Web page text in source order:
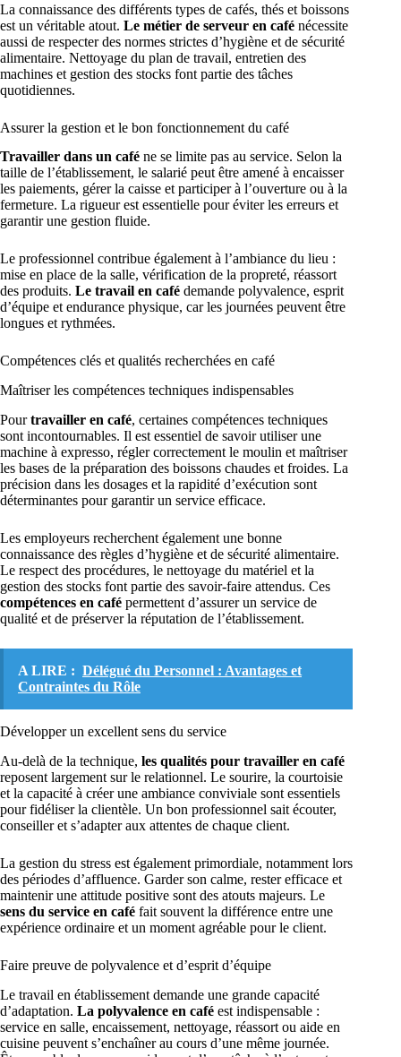
La connaissance des différents types de cafés, thés et boissons
est un véritable atout. Le métier de serveur en café nécessite
aussi de respecter des normes strictes d’hygiène et de sécurité
alimentaire. Nettoyage du plan de travail, entretien des
machines et gestion des stocks font partie des tâches
quotidiennes.
Assurer la gestion et le bon fonctionnement du café
Travailler dans un café ne se limite pas au service. Selon la
taille de l’établissement, le salarié peut être amené à encaisser
les paiements, gérer la caisse et participer à l’ouverture ou à la
fermeture. La rigueur est essentielle pour éviter les erreurs et
garantir une gestion fluide.
Le professionnel contribue également à l’ambiance du lieu :
mise en place de la salle, vérification de la propreté, réassort
des produits. Le travail en café demande polyvalence, esprit
d’équipe et endurance physique, car les journées peuvent être
longues et rythmées.
Compétences clés et qualités recherchées en café
Maîtriser les compétences techniques indispensables
Pourtravailler en café, certaines compétences techniques
sont incontournables. Il est essentiel de savoir utiliser une
machine à expresso, régler correctement le moulin et maîtriser
les bases de la préparation des boissons chaudes et froides. La
précision dans les dosages et la rapidité d’exécution sont
déterminantes pour garantir un service efficace.
Les employeurs recherchent également une bonne
connaissance des règles d’hygiène et de sécurité alimentaire.
Le respect des procédures, le nettoyage du matériel et la
gestion des stocks font partie des savoir-faire attendus. Ces
compétences en café permettent d’assurer un service de
qualité et de préserver la réputation de l’établissement.
A LIRE : Délégué du Personnel : Avantages et
Contraintes du Rôle
Développer un excellent sens du service
Au-delà de la technique, les qualités pour travailler en café
reposent largement sur le relationnel. Le sourire, la courtoisie
et la capacité à créer une ambiance conviviale sont essentiels
pour fidéliser la clientèle. Un bon professionnel sait écouter,
conseiller et s’adapter aux attentes de chaque client.
La gestion du stress est également primordiale, notamment lors
des périodes d’affluence. Garder son calme, rester efficace et
maintenir une attitude positive sont des atouts majeurs. Le
sens du service en café fait souvent la différence entre une
expérience ordinaire et un moment agréable pour le client.
Faire preuve de polyvalence et d’esprit d’équipe
Le travail en établissement demande une grande capacité
d’adaptation. La polyvalence en café est indispensable :
service en salle, encaissement, nettoyage, réassort ou aide en
cuisine peuvent s’enchaîner au cours d’une même journée.